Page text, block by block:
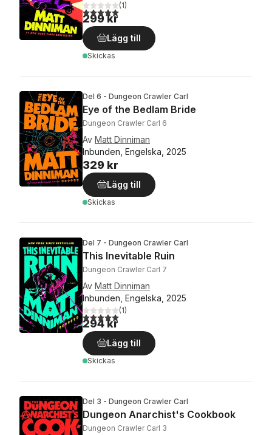
5,0utav 5 stjärnor. Totalt antal röster:
(1)
299 kr
Lägg till
Skickas
Del 6 - Dungeon Crawler Carl
Eye of the Bedlam Bride
Dungeon Crawler Carl 6
Av Matt Dinniman
Inbunden, Engelska, 2025
329 kr
Lägg till
Skickas
Del 7 - Dungeon Crawler Carl
This Inevitable Ruin
Dungeon Crawler Carl 7
Av Matt Dinniman
Inbunden, Engelska, 2025
5,0utav 5 stjärnor. Totalt antal röster:
(1)
294 kr
Lägg till
Skickas
Del 3 - Dungeon Crawler Carl
Dungeon Anarchist's Cookbook
Dungeon Crawler Carl 3